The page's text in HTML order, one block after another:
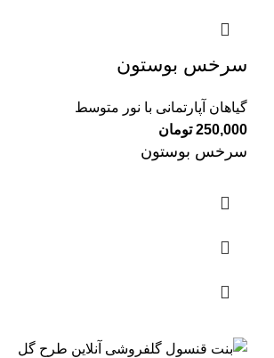
سرخس بوستون
گیاهان آپارتمانی با نور متوسط
250,000 تومان
سرخس بوستون